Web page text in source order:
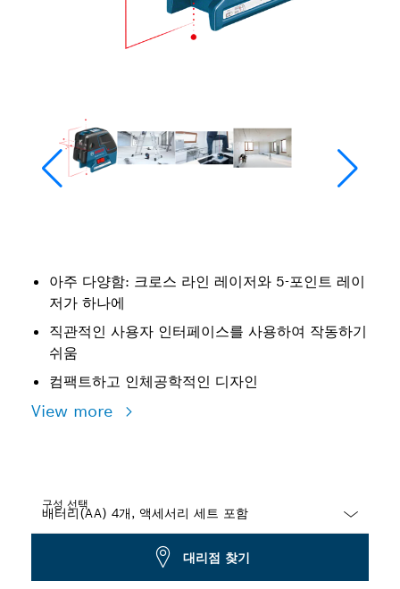
아주 다양함: 크로스 라인 레이저와 5-포인트 레이
저가 하나에
직관적인 사용자 인터페이스를 사용하여 작동하기
쉬움
컴팩트하고 인체공학적인 디자인
View more
구성 선택
대리점 찾기